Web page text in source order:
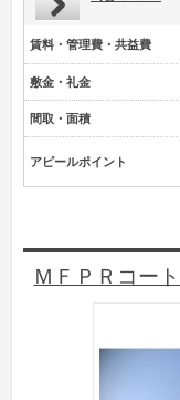
賃料・管理費・共益費
敷金・礼金
間取・面積
アピールポイント
ＭＦＰＲコー